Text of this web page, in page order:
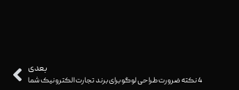
بعدی
4 نکته ضرورت طراحی لوگو برای برند تجارت الکترونیک شما